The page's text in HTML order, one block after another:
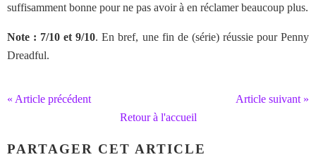
suffisamment bonne pour ne pas avoir à en réclamer beaucoup plus.
Note : 7/10 et 9/10. En bref, une fin de (série) réussie pour Penny
Dreadful.
« Article précédent
Article suivant »
Retour à l'accueil
PARTAGER CET ARTICLE